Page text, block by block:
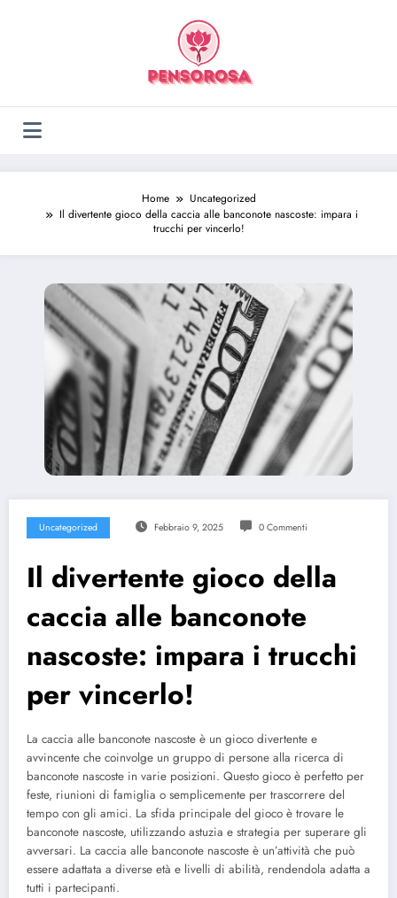
Home
Uncategorized
Il divertente gioco della caccia alle banconote nascoste: impara i
trucchi per vincerlo!
Uncategorized Febbraio 9, 2025 0 Commenti
Il divertente gioco della
caccia alle banconote
nascoste: impara i trucchi
per vincerlo!
La caccia alle banconote nascoste è un gioco divertente e
avvincente che coinvolge un gruppo di persone alla ricerca di
banconote nascoste in varie posizioni. Questo gioco è perfetto per
feste, riunioni di famiglia o semplicemente per trascorrere del
tempo con gli amici. La sfida principale del gioco è trovare le
banconote nascoste, utilizzando astuzia e strategia per superare gli
avversari. La caccia alle banconote nascoste è un’attività che può
essere adattata a diverse età e livelli di abilità, rendendola adatta a
tutti i partecipanti.